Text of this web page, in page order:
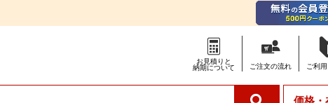
お見積りと
納期について
ご注文の流れ ご利用